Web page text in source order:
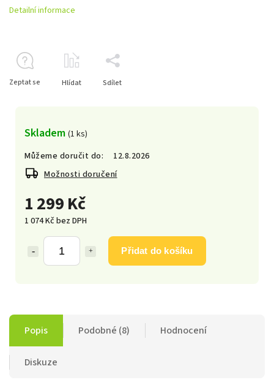
1 299 Kč
1 074 Kč bez DPH
Přidat do košíku
Skladem (1 ks)
Můžeme doručit do:
12.8.2026
Možnosti doručení
Detailní informace
Zeptat se Hlídat Sdílet
Popis Podobné (8) Hodnocení
Diskuze